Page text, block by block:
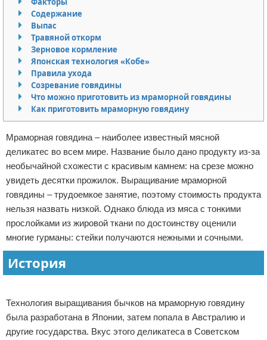
Финансы
Отказ от ответственности
Содержание
Выпас
Травяной откорм
Зерновое кормление
Японская технология «Кобе»
Правила ухода
Созревание говядины
Что можно приготовить из мраморной говядины
Как приготовить мраморную говядину
Мраморная говядина – наиболее известный мясной
деликатес во всем мире. Название было дано продукту из-за
необычайной схожести с красивым камнем: на срезе можно
увидеть десятки прожилок. Выращивание мраморной
говядины – трудоемкое занятие, поэтому стоимость продукта
нельзя назвать низкой. Однако блюда из мяса с тонкими
прослойками из жировой ткани по достоинству оценили
многие гурманы: стейки получаются нежными и сочными.
История
Технология выращивания бычков на мраморную говядину
была разработана в Японии, затем попала в Австралию и
другие государства. Вкус этого деликатеса в Советском